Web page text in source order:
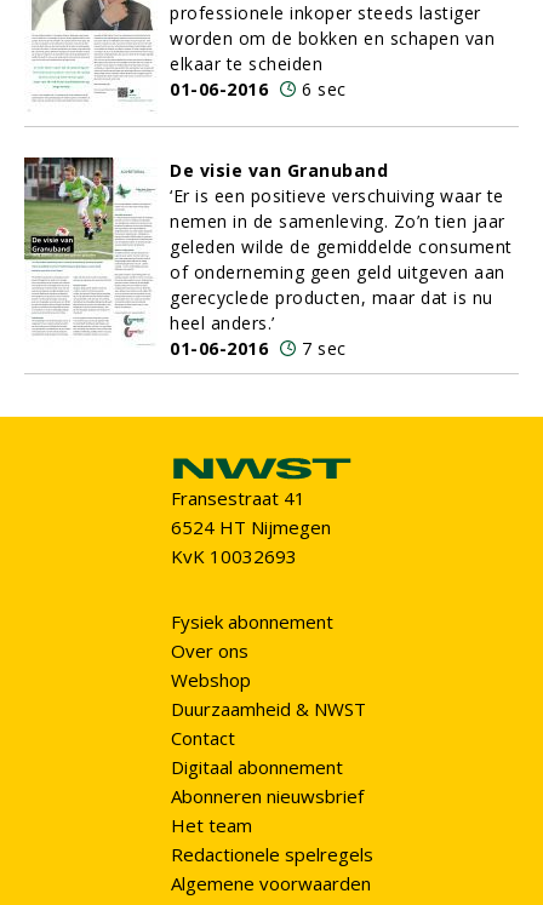
professionele inkoper steeds lastiger
worden om de bokken en schapen van
elkaar te scheiden
01-06-2016
6 sec
De visie van Granuband
‘Er is een positieve verschuiving waar te
nemen in de samenleving. Zo’n tien jaar
geleden wilde de gemiddelde consument
of onderneming geen geld uitgeven aan
gerecyclede producten, maar dat is nu
heel anders.’
01-06-2016
7 sec
Fransestraat 41
6524 HT Nijmegen
KvK 10032693
Fysiek abonnement
Over ons
Webshop
Duurzaamheid & NWST
Contact
Digitaal abonnement
Abonneren nieuwsbrief
Het team
Redactionele spelregels
Algemene voorwaarden